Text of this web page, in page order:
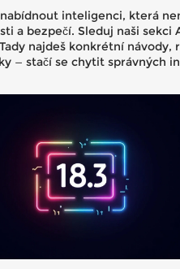
inteligenci, která
a bezpečí. Sleduj naši
najdeš konkrétní
— stačí se chytit správných